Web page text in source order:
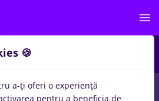
🍪
a-ți oferi o experiență
pentru a beneficia de